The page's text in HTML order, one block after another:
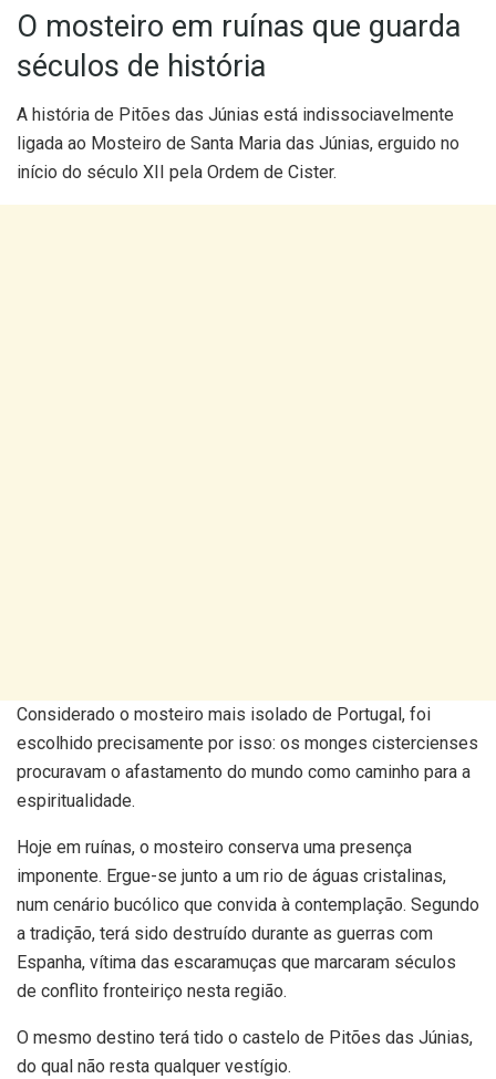
O mosteiro em ruínas que guarda
séculos de história
A história de Pitões das Júnias está indissociavelmente
ligada ao Mosteiro de Santa Maria das Júnias, erguido no
início do século XII pela Ordem de Cister.
Considerado o mosteiro mais isolado de Portugal, foi
escolhido precisamente por isso: os monges cistercienses
procuravam o afastamento do mundo como caminho para a
espiritualidade.
Hoje em ruínas, o mosteiro conserva uma presença
imponente. Ergue-se junto a um rio de águas cristalinas,
num cenário bucólico que convida à contemplação. Segundo
a tradição, terá sido destruído durante as guerras com
Espanha, vítima das escaramuças que marcaram séculos
de conflito fronteiriço nesta região.
O mesmo destino terá tido o castelo de Pitões das Júnias,
do qual não resta qualquer vestígio.